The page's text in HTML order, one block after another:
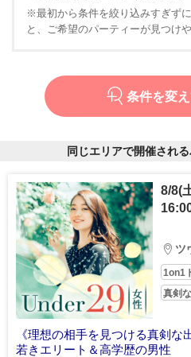
※最初から条件を絞り込みすぎず
と、ご希望のパーティーが見つけ
条件を変
同じエリアで開催され
8/8(
ツ
1on1
真剣
《理想の相手を見つける真剣な
若きエリート＆高学歴の男性